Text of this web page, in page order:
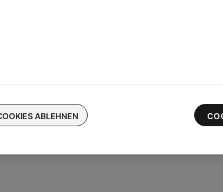
QuietComfort Ultra-Ohrhörer
ABLEHNEN